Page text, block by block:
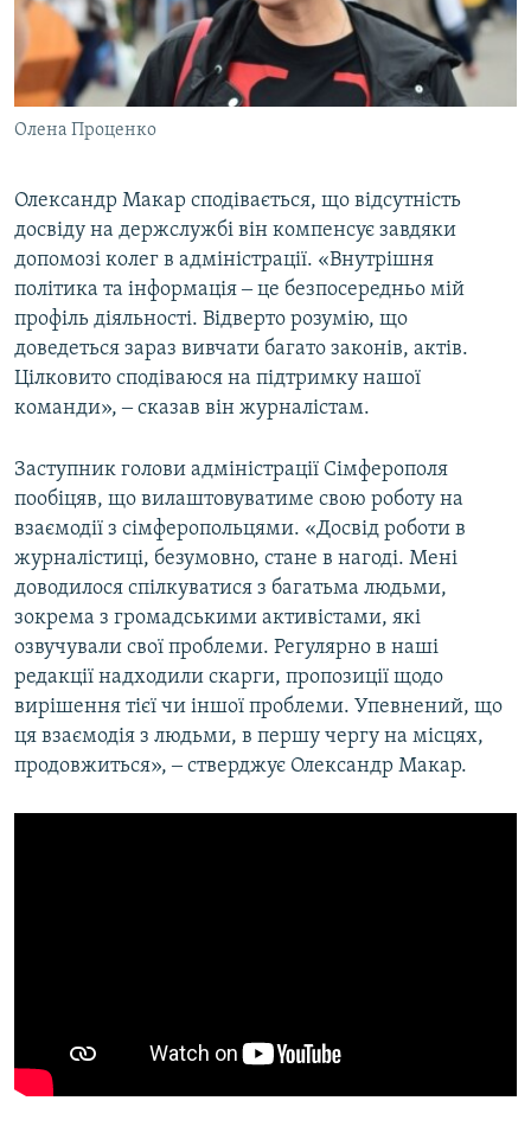
Олена Проценко
Олександр Макар сподівається, що відсутність
досвіду на держслужбі він компенсує завдяки
допомозі колег в адміністрації. «Внутрішня
політика та інформація ‒ це безпосередньо мій
профіль діяльності. Відверто розумію, що
доведеться зараз вивчати багато законів, актів.
Цілковито сподіваюся на підтримку нашої
команди», ‒ сказав він журналістам.
Заступник голови адміністрації Сімферополя
пообіцяв, що вилаштовуватиме свою роботу на
взаємодії з сімферопольцями. «Досвід роботи в
журналістиці, безумовно, стане в нагоді. Мені
доводилося спілкуватися з багатьма людьми,
зокрема з громадськими активістами, які
озвучували свої проблеми. Регулярно в наші
редакції надходили скарги, пропозиції щодо
вирішення тієї чи іншої проблеми. Упевнений, що
ця взаємодія з людьми, в першу чергу на місцях,
продовжиться», ‒ стверджує Олександр Макар.